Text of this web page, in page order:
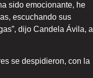
sido emocionante, he
escuchando sus
dijo Candela Ávila, al
se despidieron, con la